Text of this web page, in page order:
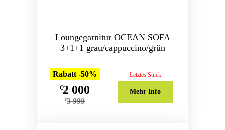
Loungegarnitur OCEAN SOFA
3+1+1 grau/cappuccino/grün
Rabatt -50%
€2 000
€3 999
Letztes Stück
Mehr Info